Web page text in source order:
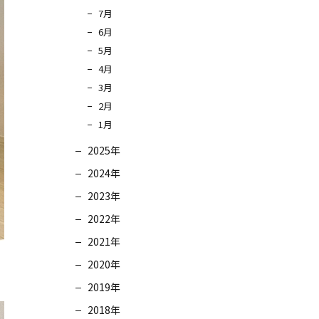
7月
6月
5月
4月
3月
2月
1月
2025年
2024年
2023年
2022年
2021年
2020年
2019年
2018年